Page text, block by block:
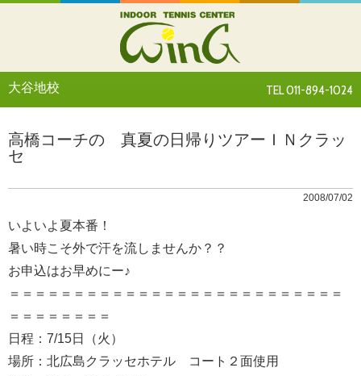
大谷地校 TEL 011-894-1024
高橋コーチの 真夏の日帰りツアーＩＮクラッ
セ
2008/07/02
いよいよ夏本番！
暑い時こそ外で汗を流しませんか？？
お申込はお早めにー♪
＝＝＝＝＝＝＝＝＝＝＝＝＝＝＝＝＝＝＝＝＝＝＝＝＝＝
＝＝＝＝＝＝＝＝
日程：7/15日（火）
場所：北広島クラッセホテル コート２面使用